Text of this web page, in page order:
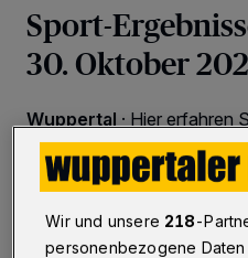
Sport-
30. Oktober
Wuppertal · Hier erfahren
Sportclubs aus Wuppertal
28.10.2022 , 14:00 Uhr
Wir und unsere 218-
personenbezogene